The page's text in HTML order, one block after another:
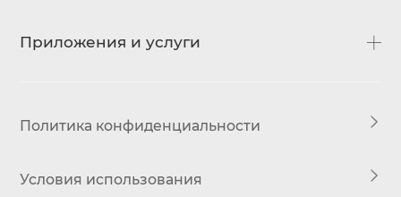
Приложения и услуги
Политика конфиденциальности
Условия использования